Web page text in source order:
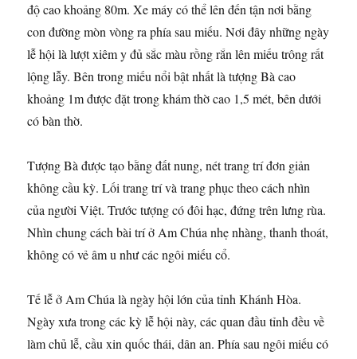
độ cao khoảng 80m. Xe máy có thể lên đến tận nơi bằng
con đường mòn vòng ra phía sau miếu. Nơi đây những ngày
lễ hội là lượt xiêm y đủ sắc màu rồng rắn lên miếu trông rất
lộng lẫy. Bên trong miếu nổi bật nhất là tượng Bà cao
khoảng 1m được đặt trong khám thờ cao 1,5 mét, bên dưới
có bàn thờ.
Tượng Bà được tạo bằng đất nung, nét trang trí đơn giản
không cầu kỳ. Lối trang trí và trang phục theo cách nhìn
của người Việt. Trước tượng có đôi hạc, đứng trên lưng rùa.
Nhìn chung cách bài trí ở Am Chúa nhẹ nhàng, thanh thoát,
không có vẻ âm u như các ngôi miếu cổ.
Tế lễ ở Am Chúa là ngày hội lớn của tỉnh Khánh Hòa.
Ngày xưa trong các kỳ lễ hội này, các quan đầu tỉnh đều về
làm chủ lễ, cầu xin quốc thái, dân an. Phía sau ngôi miếu có